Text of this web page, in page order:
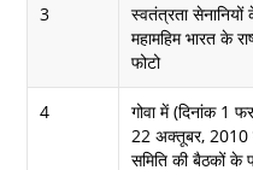
3
स्वतंत्रता
महामहिम भारत के
फोटो
4
गोवा में (दिनांक 1
22 अक्तूबर, 2010
समिति की बैठकों के